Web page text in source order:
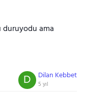
duruyodu ama
Dilan Kebbet
5 yıl
D